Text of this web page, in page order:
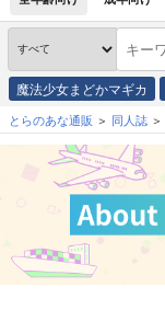
魔法少女まどかマギカ
とらのあな通販 同人誌